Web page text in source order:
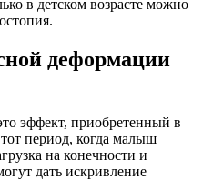
в детском возрасте можно
деформации
эффект, приобретенный в
тот период, когда малыш
на конечности и
дать искривление